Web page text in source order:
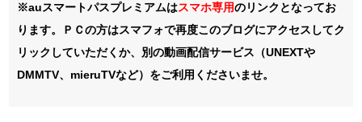
※auスマートパスプレミアムはスマホ専用のリンクとなってお
ります。ＰＣの方はスマフォで再度このブログにアクセスしてク
リックしていただくか、別の動画配信サービス（UNEXTや
DMMTV、mieruTVなど）をご利用くださいませ。